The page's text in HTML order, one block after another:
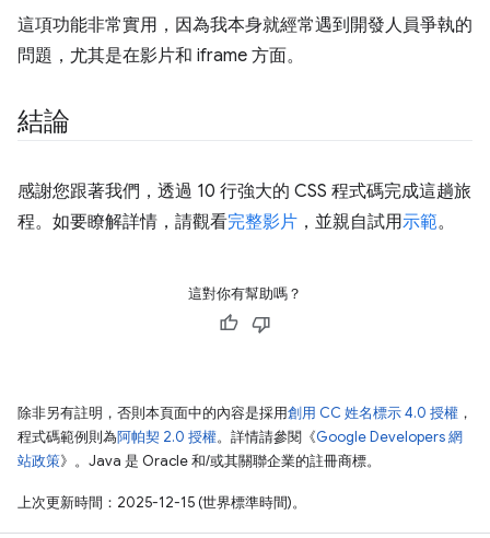
這項功能非常實用，因為我本身就經常遇到開發人員爭執的
問題，尤其是在影片和 iframe 方面。
結論
感謝您跟著我們，透過 10 行強大的 CSS 程式碼完成這趟旅
程。如要瞭解詳情，請觀看完整影片 ，並親自試用示範。
這對你有幫助嗎？
除非另有註明，否則本頁面中的內容是採用創用 CC 姓名標示 4.0 授權 ，
程式碼範例則為阿帕契 2.0 授權。詳情請參閱《Google Developers 網
站政策》。Java 是 Oracle 和/或其關聯企業的註冊商標。
上次更新時間：2025-12-15 (世界標準時間)。